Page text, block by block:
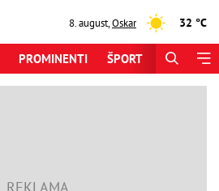
8. august,Oskar 32 °C
PROMINENTI ŠPORT